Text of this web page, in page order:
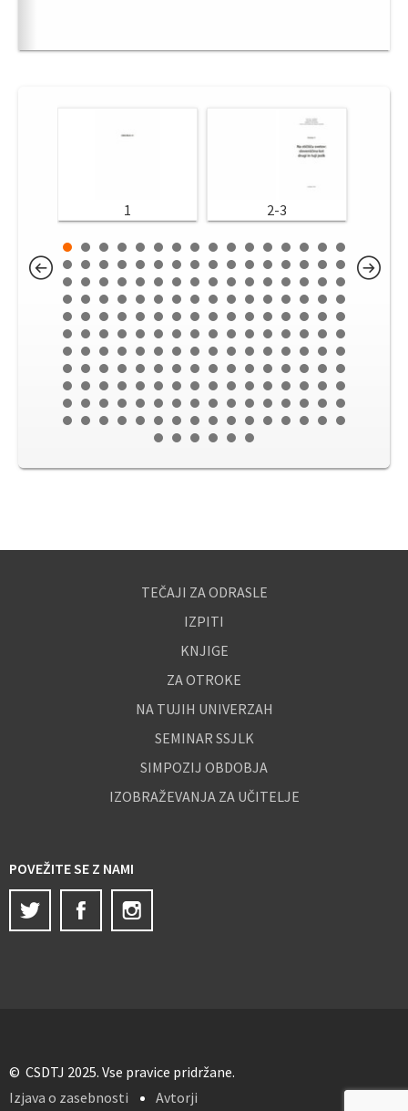
1 2-3
TEČAJI ZA ODRASLE
IZPITI
KNJIGE
ZA OTROKE
NA TUJIH UNIVERZAH
SEMINAR SSJLK
SIMPOZIJ OBDOBJA
IZOBRAŽEVANJA ZA UČITELJE
POVEŽITE SE Z NAMI
Twitter
Facebook
© CSDTJ 2025. Vse pravice pridržane.
Izjava o zasebnosti
Avtorji